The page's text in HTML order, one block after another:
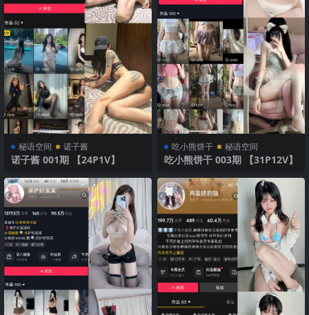
秘语空间 诺子酱
诺子酱 001期 【24P1V】
吃小熊饼干 秘语空间
吃小熊饼干 003期 【31P12V】